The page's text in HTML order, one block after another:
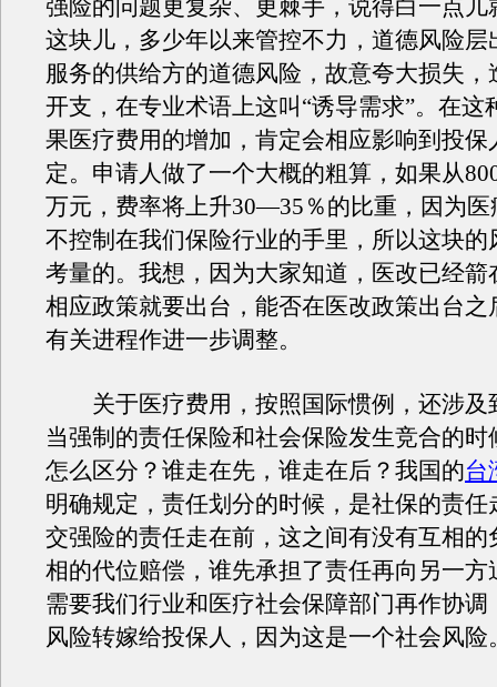
强险的问题更复杂、更棘手，说得白一点儿
这块儿，多少年以来管控不力，道德风险层
服务的供给方的道德风险，故意夸大损失，
开支，在专业术语上这叫“诱导需求”。在这
果医疗费用的增加，肯定会相应影响到投保
定。申请人做了一个大概的粗算，如果从
万元，费率将上升30—35％的比重，因为医
不控制在我们保险行业的手里，所以这块的
考量的。我想，因为大家知道，医改已经箭
相应政策就要出台，能否在医改政策出台之
有关进程作进一步调整。
关于医疗费用，按照国际惯例，还涉及
当强制的责任保险和社会保险发生竞合的时
怎么区分？谁走在先，谁走在后？我国的台
明确规定，责任划分的时候，是社保的责任
交强险的责任走在前，这之间有没有互相的
相的代位赔偿，谁先承担了责任再向另一方
需要我们行业和医疗社会保障部门再作协调
风险转嫁给投保人，因为这是一个社会风险